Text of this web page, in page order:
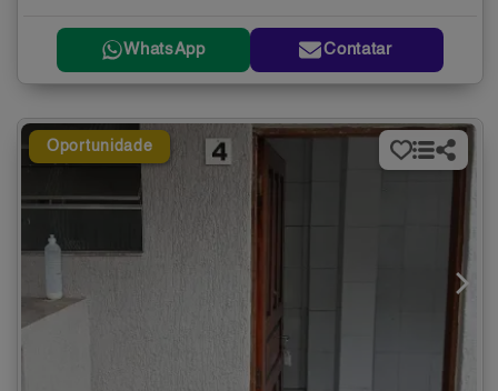
WhatsApp Contatar
Oportunidade